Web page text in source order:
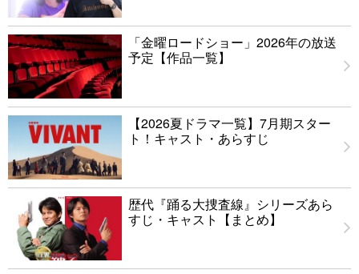
「金曜ロードショー」2026年の放送
予定【作品一覧】
【2026夏ドラマ一覧】7月期スター
ト！キャスト・あらすじ
歴代『踊る大捜査線』シリーズあら
すじ・キャスト【まとめ】